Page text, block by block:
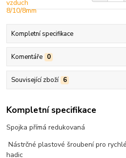
Kompletní specifikace
Komentáře 0
Související zboží 6
Kompletní specifikace
Spojka přímá redukovaná
Nástrčné plastové šroubení pro
hadic